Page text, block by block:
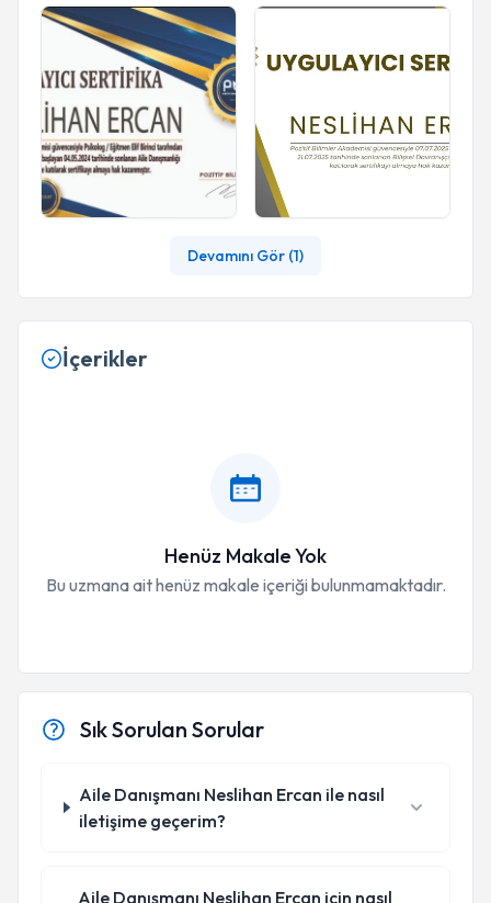
Devamını Gör (1)
İçerikler
Henüz Makale Yok
Bu uzmana ait henüz makale içeriği bulunmamaktadır.
Sık Sorulan Sorular
Aile Danışmanı Neslihan Ercan ile nasıl
iletişime geçerim?
Aile Danışmanı Neslihan Ercan için nasıl